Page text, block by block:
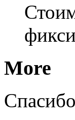
More
Спасибо